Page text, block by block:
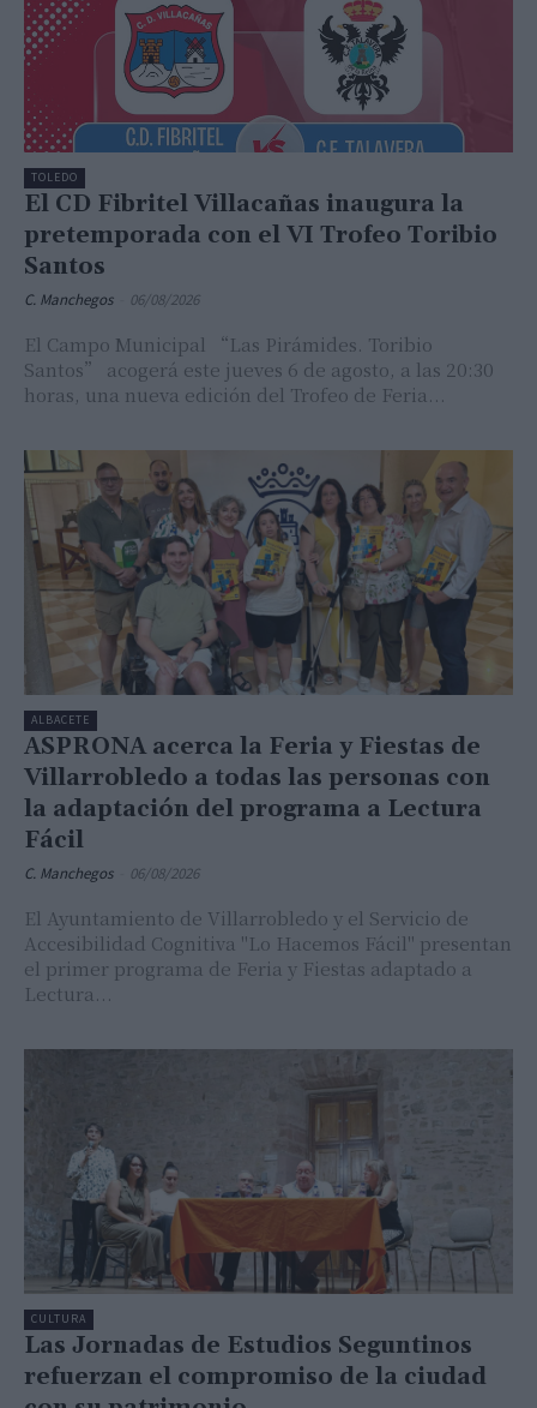
TOLEDO
El CD Fibritel Villacañas inaugura la
pretemporada con el VI Trofeo Toribio
Santos
C. Manchegos 06/08/2026
El Campo Municipal “Las Pirámides. Toribio
Santos” acogerá este jueves 6 de agosto, a las 20:30
horas, una nueva edición del Trofeo de Feria...
ALBACETE
ASPRONA acerca la Feria y Fiestas de
Villarrobledo a todas las personas con
la adaptación del programa a Lectura
Fácil
C. Manchegos 06/08/2026
El Ayuntamiento de Villarrobledo y el Servicio de
Accesibilidad Cognitiva "Lo Hacemos Fácil" presentan
el primer programa de Feria y Fiestas adaptado a
Lectura...
CULTURA
Las Jornadas de Estudios Seguntinos
refuerzan el compromiso de la ciudad